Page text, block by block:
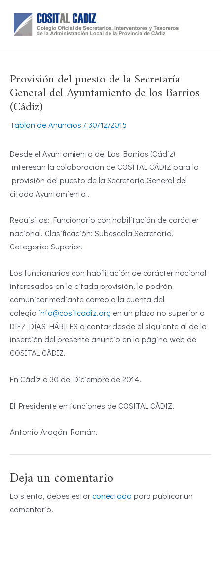
contenido
Provisión del puesto de la Secretaría
General del Ayuntamiento de los Barrios
(Cádiz)
Tablón de Anuncios / 30/12/2015
Desde el Ayuntamiento de Los Barrios (Cádiz)
interesan la colaboración de COSITAL CÁDIZ para la
provisión del puesto de la Secretaría General del
citado Ayuntamiento .
Requisitos: Funcionario con habilitación de carácter
nacional. Clasificación: Subescala Secretaría,
Categoría: Superior.
Los funcionarios con habilitación de carácter nacional
interesados en la citada provisión, lo podrán
comunicar mediante correo a la cuenta del
colegio info@cositcadiz.org en un plazo no superior a
DIEZ DÍAS HÁBILES a contar desde el siguiente al de la
inserción del presente anuncio en la página web de
COSITAL CÁDIZ.
En Cádiz a 30 de Diciembre de 2014.
El Presidente en funciones de COSITAL CÁDIZ,
Antonio Aragón Román.
Deja un comentario
Lo siento, debes estarconectado para publicar un
comentario.